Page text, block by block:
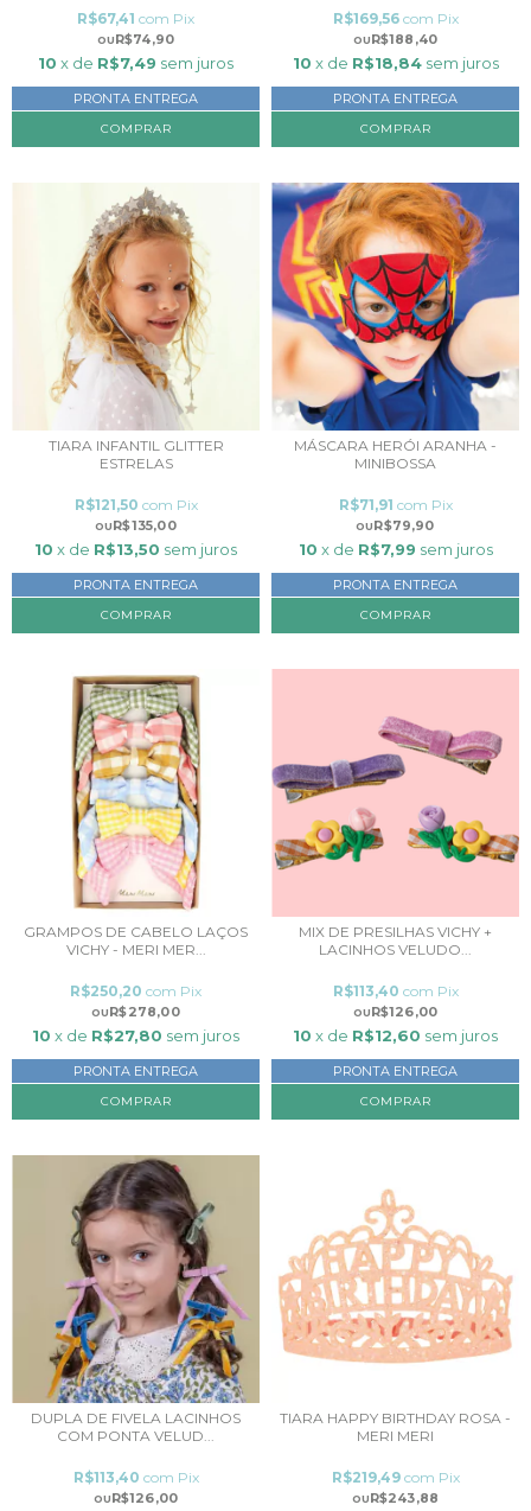
R$74,90
R$67,41 com Pix
10 x de R$7,49 sem juros
PRONTA ENTREGA
R$188,40
R$169,56 com Pix
10 x de R$18,84 sem juros
PRONTA ENTREGA
TIARA INFANTIL GLITTER
ESTRELAS
R$135,00
R$121,50 com Pix
10 x de R$13,50 sem juros
PRONTA ENTREGA
MÁSCARA HERÓI ARANHA -
MINIBOSSA
R$79,90
R$71,91 com Pix
10 x de R$7,99 sem juros
PRONTA ENTREGA
GRAMPOS DE CABELO LAÇOS
VICHY - MERI MER...
R$278,00
R$250,20 com Pix
10 x de R$27,80 sem juros
PRONTA ENTREGA
MIX DE PRESILHAS VICHY +
LACINHOS VELUDO...
R$126,00
R$113,40 com Pix
10 x de R$12,60 sem juros
PRONTA ENTREGA
COMPRAR
DUPLA DE FIVELA LACINHOS
COM PONTA VELUD...
R$126,00
R$113,40 com Pix
TIARA HAPPY BIRTHDAY ROSA -
MERI MERI
R$243,88
R$219,49 com Pix